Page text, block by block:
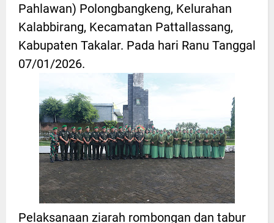
Pahlawan) Polongbangkeng, Kelurahan
Kalabbirang, Kecamatan Pattallassang,
Kabupaten Takalar. Pada hari Ranu Tanggal
07/01/2026.
Pelaksanaan ziarah rombongan dan tabur